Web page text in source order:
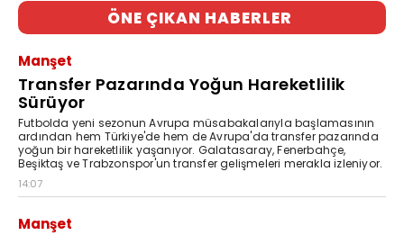
ÖNE ÇIKAN HABERLER
Manşet
Transfer Pazarında Yoğun Hareketlilik
Sürüyor
Futbolda yeni sezonun Avrupa müsabakalarıyla başlamasının
ardından hem Türkiye'de hem de Avrupa'da transfer pazarında
yoğun bir hareketlilik yaşanıyor. Galatasaray, Fenerbahçe,
Beşiktaş ve Trabzonspor'un transfer gelişmeleri merakla izleniyor.
14:07
Manşet